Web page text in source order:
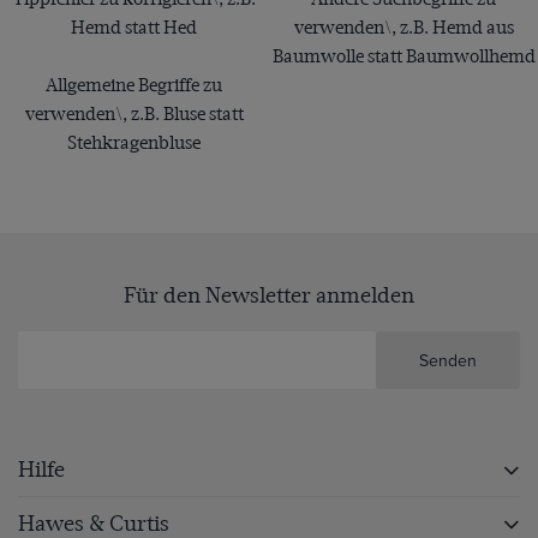
Hemd statt Hed
verwenden\, z.B. Hemd aus
Baumwolle statt Baumwollhemd
Allgemeine Begriffe zu
verwenden\, z.B. Bluse statt
Stehkragenbluse
Für den Newsletter anmelden
Senden
Hilfe
Hawes & Curtis